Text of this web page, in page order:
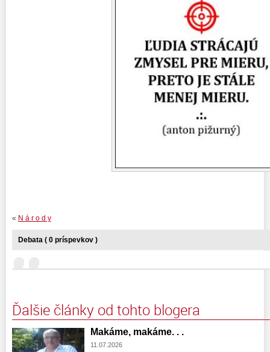
« N á r o d y
Debata ( 0 príspevkov )
Ďalšie články od tohto blogera
Makáme, makáme. . .
11.07.2026